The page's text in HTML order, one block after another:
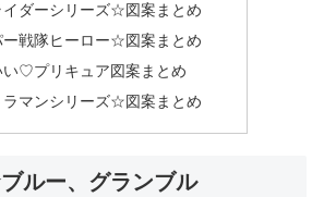
イダーシリーズ☆図案まとめ
ー戦隊ヒーロー☆図案まとめ
い♡プリキュア図案まとめ
ラマンシリーズ☆図案まとめ
ルー、グランブル